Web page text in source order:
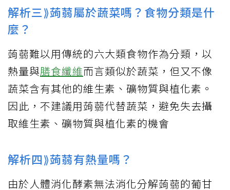
解析三⟫蒟蒻屬於蔬菜嗎？食物分類是什
麼？
蒟蒻難以用傳統的六大類食物作為分類，以
熱量與膳食纖維而言類似於蔬菜，但又不像
蔬菜含有其他的維生素、礦物質與植化素。
因此，不建議用蒟蒻代替蔬菜，避免失去攝
取維生素、礦物質與植化素的機會
解析四⟫蒟蒻有熱量嗎？
由於人體消化酵素無法消化分解蒟蒻的葡甘